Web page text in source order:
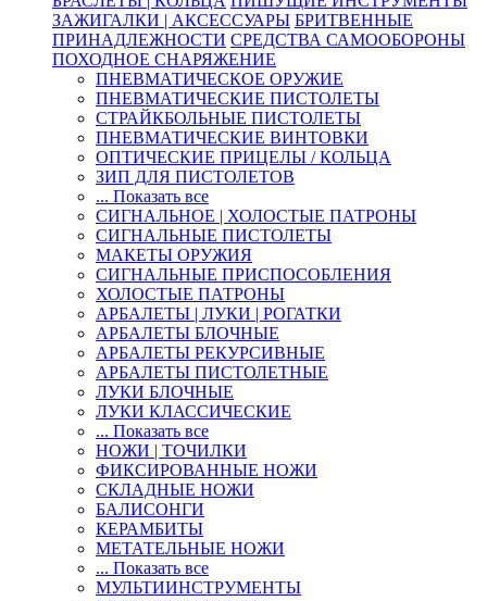
ЗАЖИГАЛКИ | АКСЕССУАРЫ БРИТВЕННЫЕ
ПРИНАДЛЕЖНОСТИ СРЕДСТВА САМООБОРОНЫ
ПОХОДНОЕ СНАРЯЖЕНИЕ
ПНЕВМАТИЧЕСКОЕ ОРУЖИЕ
ПНЕВМАТИЧЕСКИЕ ПИСТОЛЕТЫ
СТРАЙКБОЛЬНЫЕ ПИСТОЛЕТЫ
ПНЕВМАТИЧЕСКИЕ ВИНТОВКИ
ОПТИЧЕСКИЕ ПРИЦЕЛЫ / КОЛЬЦА
ЗИП ДЛЯ ПИСТОЛЕТОВ
... Показать все
СИГНАЛЬНОЕ | ХОЛОСТЫЕ ПАТРОНЫ
СИГНАЛЬНЫЕ ПИСТОЛЕТЫ
МАКЕТЫ ОРУЖИЯ
СИГНАЛЬНЫЕ ПРИСПОСОБЛЕНИЯ
ХОЛОСТЫЕ ПАТРОНЫ
АРБАЛЕТЫ | ЛУКИ | РОГАТКИ
АРБАЛЕТЫ БЛОЧНЫЕ
АРБАЛЕТЫ РЕКУРСИВНЫЕ
АРБАЛЕТЫ ПИСТОЛЕТНЫЕ
ЛУКИ БЛОЧНЫЕ
ЛУКИ КЛАССИЧЕСКИЕ
... Показать все
НОЖИ | ТОЧИЛКИ
ФИКСИРОВАННЫЕ НОЖИ
СКЛАДНЫЕ НОЖИ
БАЛИСОНГИ
КЕРАМБИТЫ
МЕТАТЕЛЬНЫЕ НОЖИ
... Показать все
МУЛЬТИИНСТРУМЕНТЫ